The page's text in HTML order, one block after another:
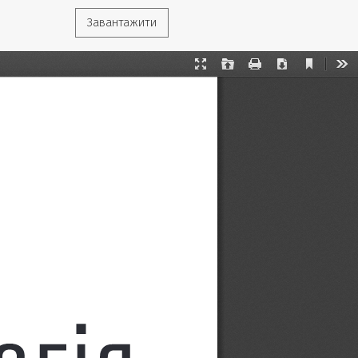
Завантажити